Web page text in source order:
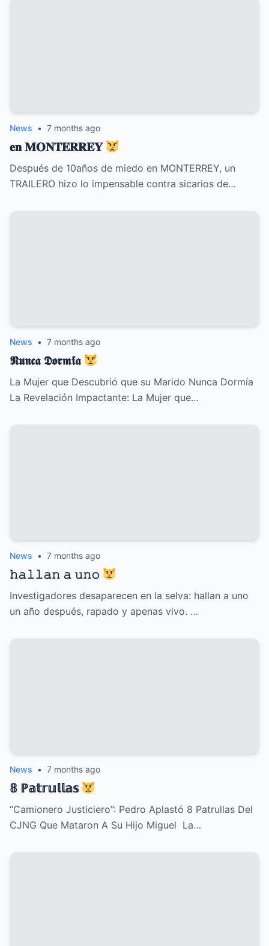
News • 7 months ago
𝐞𝐧 𝐌𝐎𝐍𝐓𝐄𝐑𝐑𝐄𝐘
Después de 10años de miedo en MONTERREY, un
TRAILERO hizo lo impensable contra sicarios de…
News • 7 months ago
𝕹𝖚𝖓𝖈𝖆 𝕯𝖔𝖗𝖒𝖎́𝖆
La Mujer que Descubrió que su Marido Nunca Dormía
La Revelación Impactante: La Mujer que…
News • 7 months ago
𝚑𝚊𝚕𝚕𝚊𝚗 𝚊 𝚞𝚗𝚘
Investigadores desaparecen en la selva: hallan a uno
un año después, rapado y apenas vivo. …
News • 7 months ago
𝟠 ℙ𝕒𝕥𝕣𝕦𝕝𝕝𝕒𝕤
“Camionero Justiciero”: Pedro Aplastó 8 Patrullas Del
CJNG Que Mataron A Su Hijo Miguel La…